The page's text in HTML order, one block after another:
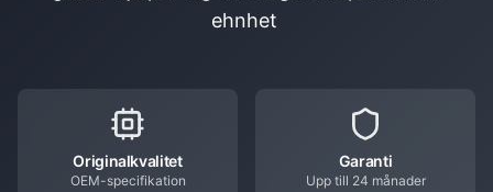
ehnhet
Originalkvalitet
OEM-specifikation
Garanti
Upp till 24 månader